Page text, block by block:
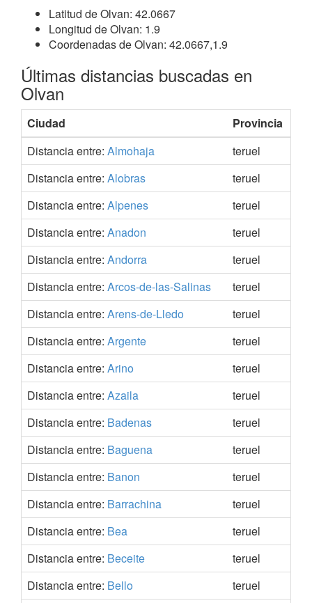
Latitud de Olvan: 42.0667
Longitud de Olvan: 1.9
Coordenadas de Olvan: 42.0667,1.9
Últimas distancias buscadas en
Olvan
Ciudad Provincia
Distancia entre: Almohaja teruel
Distancia entre: Alobras teruel
Distancia entre: Alpenes teruel
Distancia entre: Anadon teruel
Distancia entre: Andorra teruel
Distancia entre: Arcos-de-las-Salinas teruel
Distancia entre: Arens-de-Lledo teruel
Distancia entre: Argente teruel
Distancia entre: Arino teruel
Distancia entre: Azaila teruel
Distancia entre: Badenas teruel
Distancia entre: Baguena teruel
Distancia entre: Banon teruel
Distancia entre: Barrachina teruel
Distancia entre: Bea teruel
Distancia entre: Beceite teruel
Distancia entre: Bello teruel